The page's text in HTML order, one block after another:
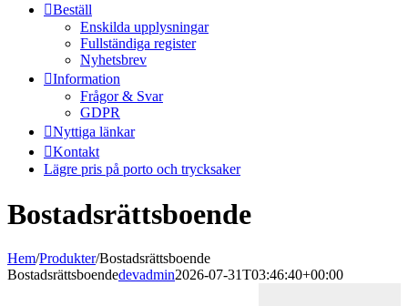
Beställ
Enskilda upplysningar
Fullständiga register
Nyhetsbrev
Information
Frågor & Svar
GDPR
Nyttiga länkar
Kontakt
Lägre pris på porto och trycksaker
Bostadsrättsboende
Hem/Produkter/Bostadsrättsboende
Bostadsrättsboendedevadmin2026-07-31T03:46:40+00:00